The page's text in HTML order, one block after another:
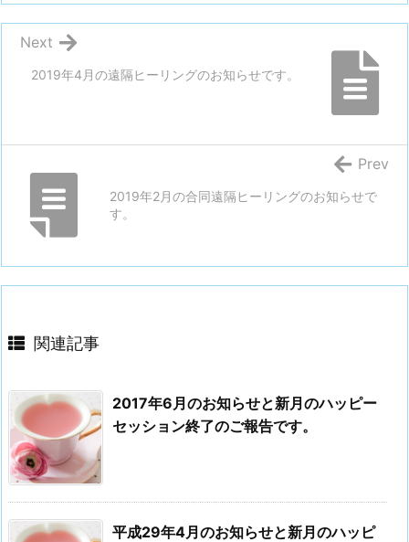
2019年4月の遠隔ヒーリングのお知らせです。
Next
2019年2月の合同遠隔ヒーリングのお知らせで
す。
Prev
関連記事
2017年6月のお知らせと新月のハッピー
セッション終了のご報告です。
平成29年4月のお知らせと新月のハッピ